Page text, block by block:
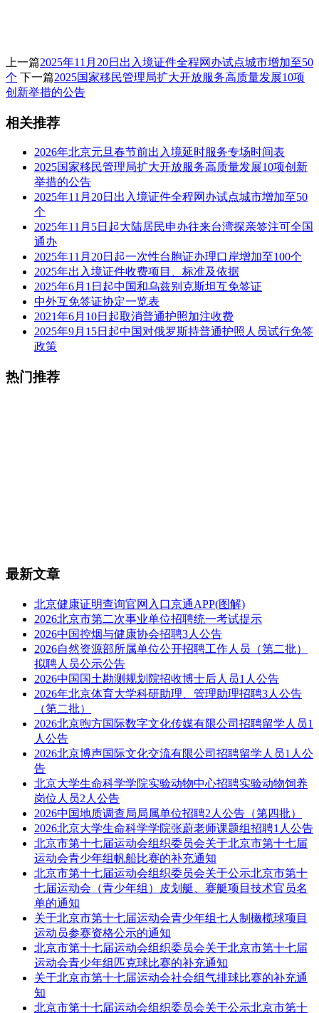
上一篇2025年11月20日出入境证件全程网办试点城市增加至50
个 下一篇2025国家移民管理局扩大开放服务高质量发展10项
创新举措的公告
相关推荐
2026年北京元旦春节前出入境延时服务专场时间表
2025国家移民管理局扩大开放服务高质量发展10项创新
举措的公告
2025年11月20日出入境证件全程网办试点城市增加至50
个
2025年11月5日起大陆居民申办往来台湾探亲签注可全国
通办
2025年11月20日起一次性台胞证办理口岸增加至100个
2025年出入境证件收费项目、标准及依据
2025年6月1日起中国和乌兹别克斯坦互免签证
中外互免签证协定一览表
2021年6月10日起取消普通护照加注收费
2025年9月15日起​中国对俄罗斯持普通护照人员试行免签
政策
热门推荐
最新文章
北京健康证明查询官网入口京通APP(图解)
2026北京市第二次事业单位招聘统一考试提示
2026中国控烟与健康协会招聘3人公告
2026自然资源部所属单位公开招聘工作人员（第二批）
拟聘人员公示公告
2026中国国土勘测规划院招收博士后人员1人公告
2026年北京体育大学科研助理、管理助理招聘3人公告
（第二批）
2026北京煦方国际数字文化传媒有限公司招聘留学人员1
人公告
2026北京博声国际文化交流有限公司招聘留学人员1人公
告
北京大学生命科学学院实验动物中心招聘实验动物饲养
岗位人员2人公告
2026中国地质调查局局属单位招聘2人公告（第四批）
2026北京大学生命科学学院张蔚老师课题组招聘1人公告
北京市第十七届运动会组织委员会关于北京市第十七届
运动会青少年组帆船比赛的补充通知
北京市第十七届运动会组织委员会关于公示北京市第十
七届运动会（青少年组）皮划艇、赛艇项目技术官员名
单的通知
关于北京市第十七届运动会青少年组七人制橄榄球项目
运动员参赛资格公示的通知
北京市第十七届运动会组织委员会关于北京市第十七届
运动会青少年组匹克球比赛的补充通知
关于北京市第十七届运动会社会组气排球比赛的补充通
知
北京市第十七届运动会组织委员会关于公示北京市第十